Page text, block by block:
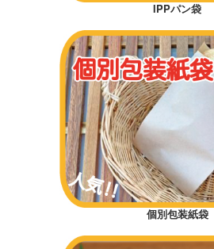
IPPパン袋
個別包装紙袋